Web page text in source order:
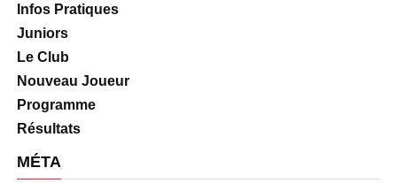
Infos Pratiques
Juniors
Le Club
Nouveau Joueur
Programme
Résultats
MÉTA